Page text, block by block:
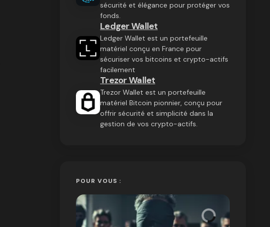
sécurité et élégance pour protéger vos
fonds.
Ledger Wallet
Ledger Wallet est un portefeuille
matériel conçu en France pour
sécuriser vos bitcoins et crypto-actifs
facilement
Trezor Wallet
Trezor Wallet est un portefeuille
matériel Bitcoin pionnier, conçu pour
offrir sécurité et simplicité dans la
gestion de vos crypto-actifs.
POUR VOUS :